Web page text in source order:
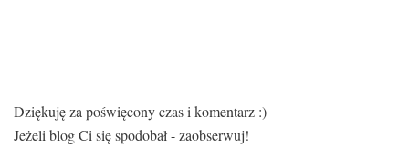
Dziękuję za poświęcony czas i komentarz :)
Jeżeli blog Ci się spodobał - zaobserwuj!